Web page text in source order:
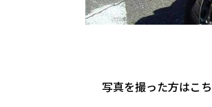
写真を撮った方はこ